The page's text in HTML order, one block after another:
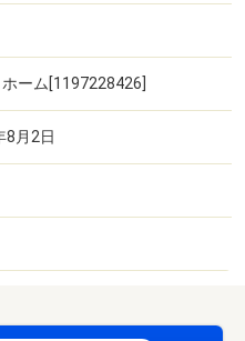
ーム[1197228426]
8月2日